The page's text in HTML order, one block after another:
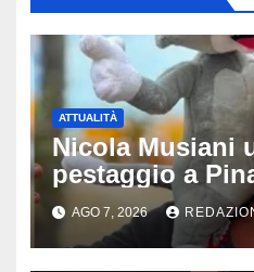
ATTUALITÀ
Nicola Musiani
pestaggio a
quattro
dopo video,
pedinamenti
AGO 7, 2026